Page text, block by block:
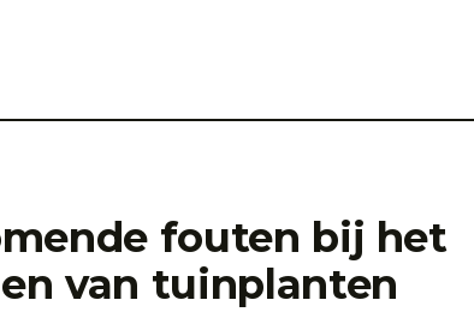
fouten bij het
van tuinplanten